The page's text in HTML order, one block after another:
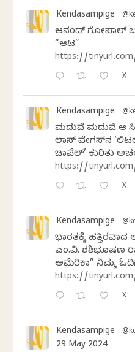
Kendasampige
ಆನಂದ್‌ ಗೋಪಾಲ್‌
“ಆಟ”
https://
X
Kendasampige
ಮದುವೆ ಮದುವೆ ಆ
ಲಾಸ್‌ ವೇಗಸ್‌ನ
ಚಾಪೆಲ್’ ಕುರಿತು
https://
X
Kendasampige
ಭಾರತಕ್ಕೆ
ಎಂ.ವಿ. ಶಶಿಭೂಷಣ
ಅಮೆರಿಕಾ” ನಿಮ್ಮ
https://
X
Kendasampige
29 May 2024